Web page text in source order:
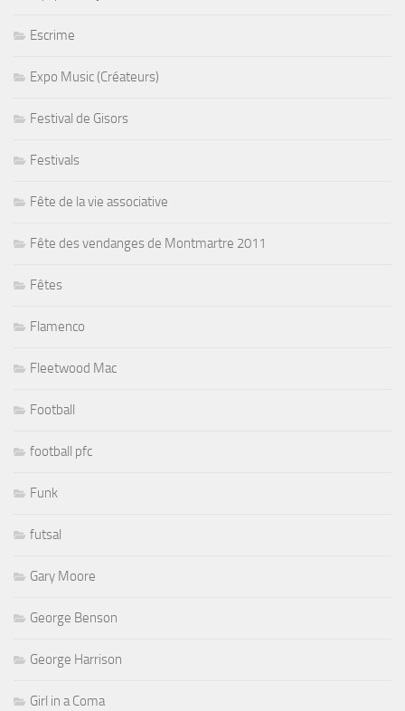
Escrime
Expo Music (Créateurs)
Festival de Gisors
Festivals
Fête de la vie associative
Fête des vendanges de Montmartre 2011
Fêtes
Flamenco
Fleetwood Mac
Football
football pfc
Funk
futsal
Gary Moore
George Benson
George Harrison
Girl in a Coma